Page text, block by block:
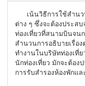
เน้นวิธีการใช้สำนว
ต่าง ๆ ซึ่งจะต้องประส
ท่องเที่ยวที่สนามบินจน
สำนวนการอธิบายเรื่อ
ทำงานในบริษัทท่องเที่
นักท่องเที่ยว มักจะต้อง
การรับสำรองห้องพักแ